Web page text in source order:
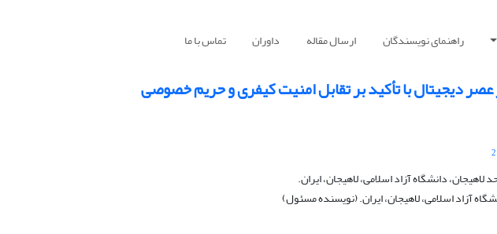
راهنمای نویسندگان ارسال مقاله داوران تماس با ما
دیجیتال با تأکید بر تقابل امنیت کیفری و حریم خصوصی
2
دانشگاه آزاد اسلامی، لاهیجان، ایران.
آزاد اسلامی، لاهیجان، ایران. (نویسنده مسئول)